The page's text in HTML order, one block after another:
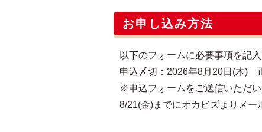
お申し込み方法
以下のフォームに必要事項を記
申込〆切：2026年8月20日(木)
※申込フォームをご送信いただ
8/21(金)までにオカビズよりメー